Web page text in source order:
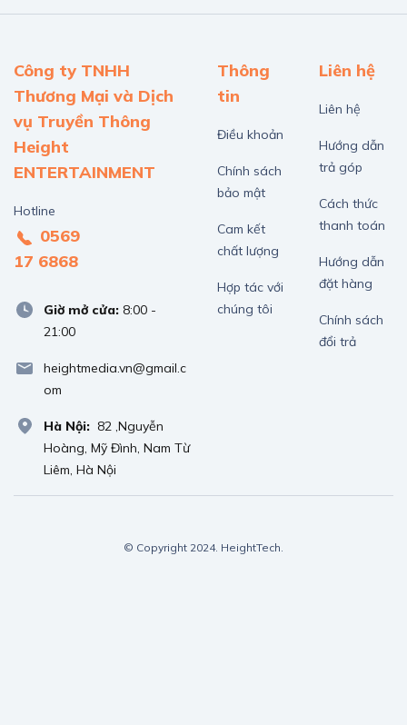
Công ty TNHH
Thương Mại và Dịch
vụ Truyền Thông
Height
ENTERTAINMENT
Hotline
0569
17 6868
Giờ mở cửa: 8:00 -
21:00
heightmedia.vn@gmail.c
om
Hà Nội: 82 ,Nguyễn
Hoàng, Mỹ Đình, Nam Từ
Liêm, Hà Nội
Thông
tin
Điều khoản
Chính sách
bảo mật
Cam kết
chất lượng
Hợp tác với
chúng tôi
Liên hệ
Liên hệ
Hướng dẫn
trả góp
Cách thức
thanh toán
Hướng dẫn
đặt hàng
Chính sách
đổi trả
© Copyright 2024. HeightTech.